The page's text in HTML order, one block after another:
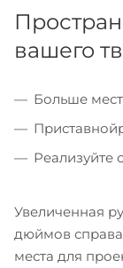
вашего
Больше
Реализуйте
Увеличенная
дюймов справа
места для